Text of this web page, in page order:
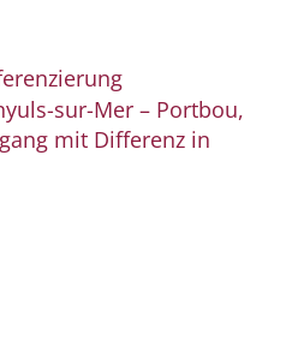
sur-Mer – Portbou,
mit Differenz in